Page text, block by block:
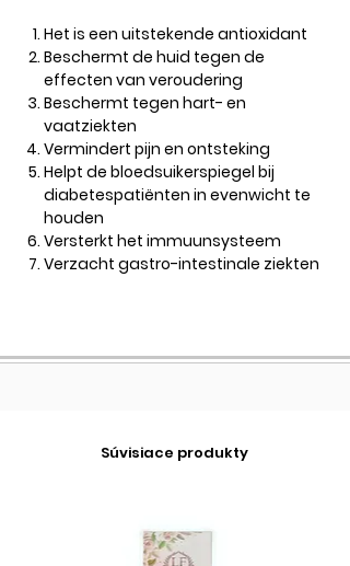
Het is een uitstekende antioxidant
Beschermt de huid tegen de
effecten van veroudering
Beschermt tegen hart- en
vaatziekten
Vermindert pijn en ontsteking
Helpt de bloedsuikerspiegel bij
diabetespatiënten in evenwicht te
houden
Versterkt het immuunsysteem
Verzacht gastro-intestinale ziekten
Súvisiace produkty